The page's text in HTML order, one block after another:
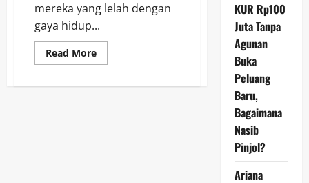
mereka yang lelah dengan
gaya hidup...
Read MoreRead
more
Tapi
KUR Rp100
Juta Tanpa
Agunan
Buka
Peluang
Baru,
Bagaimana
Nasib
Pinjol?
Ariana